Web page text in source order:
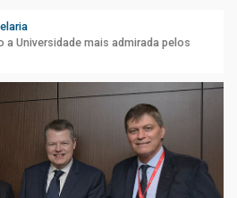
a Universidade mais admirada pelos